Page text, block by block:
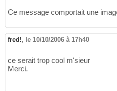
Ce message comportait une
fred!, le 10/10/2006 à 17h40
ce serait trop cool m'sieur
Merci.